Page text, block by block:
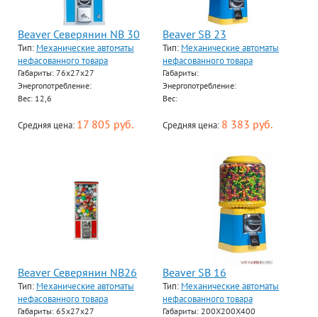
Beaver Северянин NB 30
Тип: Механические автоматы
нефасованного товара
Габариты: 76х27х27
Энергопотребление:
Вес: 12,6
Средняя цена: 17 805 руб.
Beaver SB 23
Тип: Механические автоматы
нефасованного товара
Габариты:
Энергопотребление:
Вес:
Средняя цена: 8 383 руб.
Beaver Северянин NB26
Тип: Механические автоматы
нефасованного товара
Габариты: 65х27х27
Beaver SB 16
Тип: Механические автоматы
нефасованного товара
Габариты: 200Х200Х400